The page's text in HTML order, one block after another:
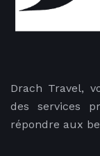
Drach Travel,
des services
répondre aux